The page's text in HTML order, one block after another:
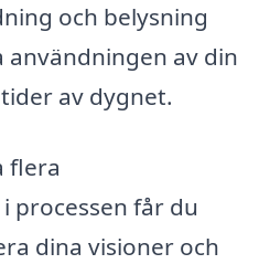
och belysning
av din
av dygnet.
flera
processen får du
dina visioner och